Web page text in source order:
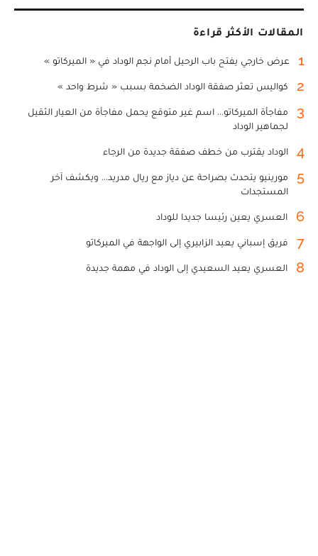
المقالات الأكثر قراءة
1 عرض خارجي يفتح باب الرحيل أمام نجم الوداد في « الميركاتو »
2 كواليس تعثر صفقة الوداد الضخمة بسبب « شرط واحد »
3
مفاجأة الميركاتو... اسم غير متوقع يحمل مفاجأة من العيار الثقيل
لجماهير الوداد
4 الوداد يقترب من خطف صفقة جديدة من الرجاء
5
مورينيو يتحدث بصراحة عن دياز مع ريال مدريد... ويكشف آخر
المستجدات
6 العسري يعين رئيسا جديدا للوداد
7 فريق إسباني يعيد الزابيري إلى الواجهة في الميركاتو
8 العسري يعيد السعيدي إلى الوداد في مهمة جديدة